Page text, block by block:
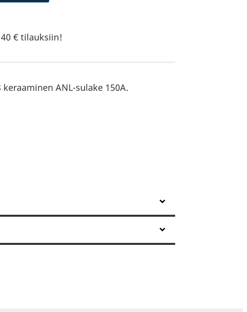
€ tilauksiin!
keraaminen ANL-sulake 150A.